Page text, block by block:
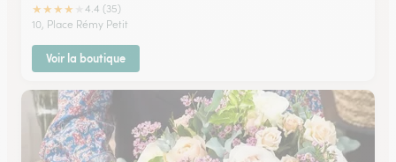
★★★★
4.4 (35)
10, Place Rémy Petit
Voir la boutique